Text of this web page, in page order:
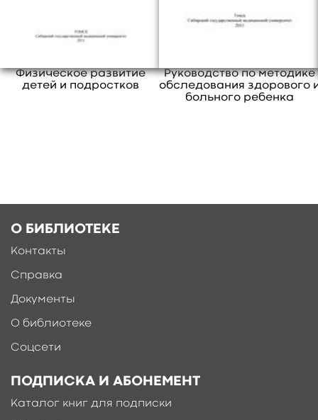
«Медицинская биохимия», «Медицинская
кибернетика».
Физическое развитие
детей и подростков
Руководство по методике
обследования здорового
больного ребенка
О БИБЛИОТЕКЕ
Контакты
Справка
Документы
О библиотеке
Соцсети
ПОДПИСКА И АБОНЕМЕНТ
Каталог книг для подписки